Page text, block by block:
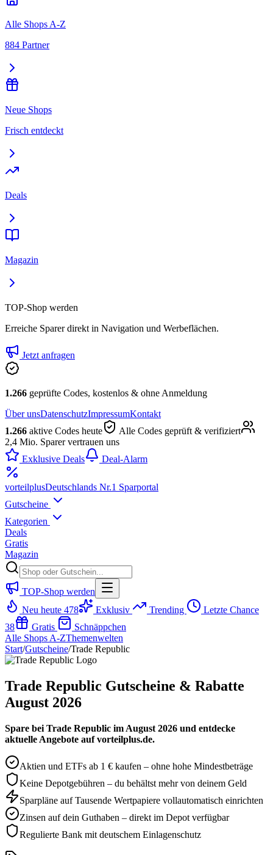
Alle Shops A-Z
884 Partner
Neue Shops
Frisch entdeckt
Deals
Magazin
TOP-Shop werden
Erreiche Sparer direkt in Navigation und Werbeflächen.
Jetzt anfragen
1.266 geprüfte Codes, kostenlos & ohne Anmeldung
Über unsDatenschutzImpressumKontakt
1.266 aktive Codes heute
Alle Codes geprüft & verifiziert
2,4 Mio. Sparer vertrauen uns
Exklusive Deals
Deal-Alarm
vorteilplusDeutschlands Nr.1 Sparportal
Gutscheine
Kategorien
Deals
Gratis
Magazin
TOP-Shop werden
Neu heute 478 Exklusiv Trending
Letzte Chance
38
Gratis
Schnäppchen
Alle Shops A-ZThemenwelten
Start/Gutscheine/Trade Republic
Trade Republic Gutscheine & Rabatte
August 2026
Spare bei Trade Republic im August 2026 und entdecke
aktuelle Angebote auf vorteilplus.de.
Aktien und ETFs ab 1 € kaufen – ohne hohe Mindestbeträge
Keine Depotgebühren – du behältst mehr von deinem Geld
Sparpläne auf Tausende Wertpapiere vollautomatisch einrichten
Zinsen auf dein Guthaben – direkt im Depot verfügbar
Regulierte Bank mit deutschem Einlagenschutz